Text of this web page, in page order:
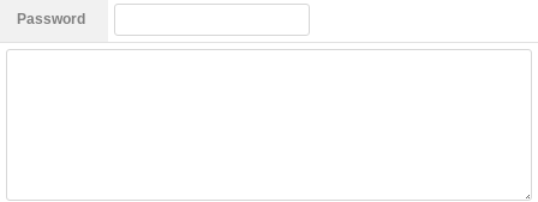
Password